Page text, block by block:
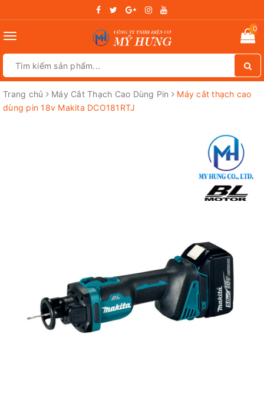
Toggle
0
Trang chủ Máy Cắt Thạch Cao Dùng Pin
Máy cắt thạch cao
dùng pin 18v Makita DCO181RTJ